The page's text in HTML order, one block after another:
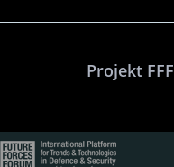
Projekt FFF